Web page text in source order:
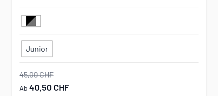
Junior
45,00 CHF
Ab 40,50 CHF